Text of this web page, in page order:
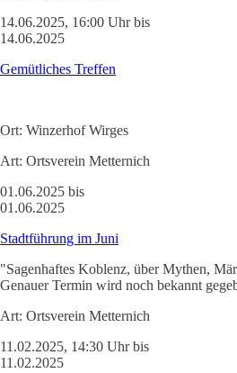
14.06.2025, 16:00 Uhr bis
14.06.2025
Gemütliches Treffen
Ort: Winzerhof Wirges
Art: Ortsverein Metternich
01.06.2025 bis
01.06.2025
Stadtführung im Juni
"Sagenhaftes Koblenz, über Mythen,
Genauer Termin wird noch bekannt
Art: Ortsverein Metternich
11.02.2025, 14:30 Uhr bis
11.02.2025